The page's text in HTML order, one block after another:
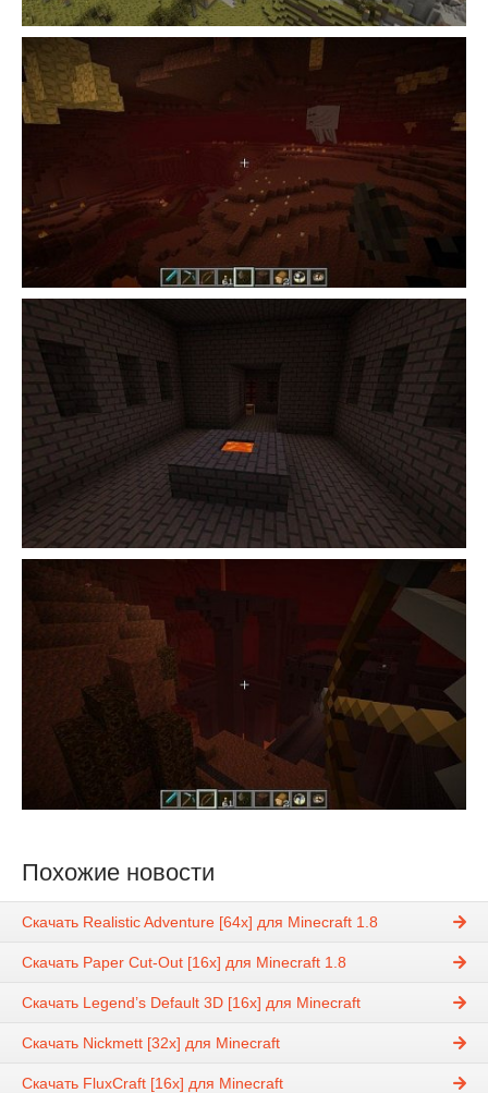
Похожие новости
Скачать Realistic Adventure [64x] для Minecraft 1.8
Скачать Paper Cut-Out [16x] для Minecraft 1.8
Скачать Legend’s Default 3D [16x] для Minecraft
Скачать Nickmett [32x] для Minecraft
Скачать FluxCraft [16x] для Minecraft